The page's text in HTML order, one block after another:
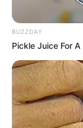
BUZZDAY
Pickle Juice For